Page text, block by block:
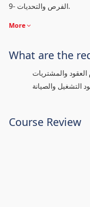
9- الفرص والتحديات.
More
What are the
العقود والمشتريات
التشغيل والصيانة
Course Review